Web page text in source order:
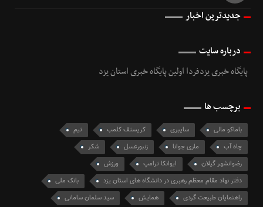
جدیدترین اخبار
درباره سایت
پایگاه خبری یزدفردا اولین پایگاه خبری استان یزد
برچسب ها
باماکو مالی سایبری کریستف کلمب
تیم
چاه آب
ماری جوانا زنبورعسل
شکر
رضوانشهر گیلان
ایوانکا ترامپ
ورزش
دفتر نهاد مقام معظم رهبری در دانشگاه های استان یزد
بانک ملی
راهنمایان طبیعت گردی
همایش سید سلمان سامانی